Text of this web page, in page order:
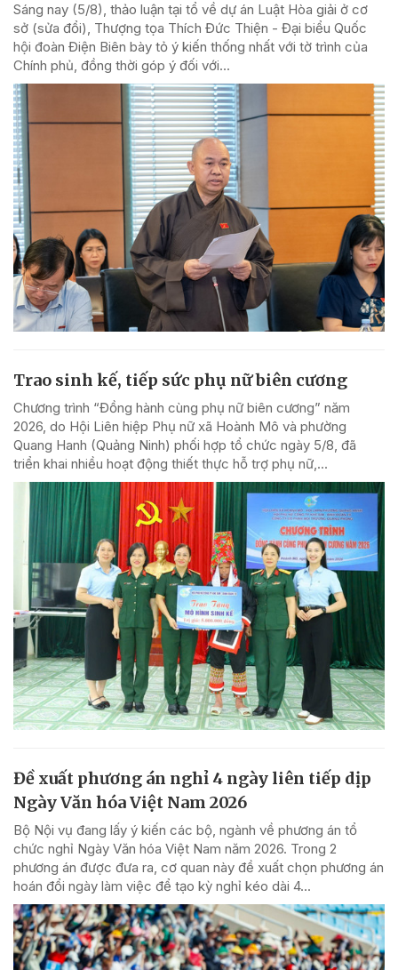
Sáng nay (5/8), thảo luận tại tổ về dự án Luật Hòa giải ở cơ
sở (sửa đổi), Thượng tọa Thích Đức Thiện - Đại biểu Quốc
hội đoàn Điện Biên bày tỏ ý kiến thống nhất với tờ trình của
Chính phủ, đồng thời góp ý đối với...
Trao sinh kế, tiếp sức phụ nữ biên cương
Chương trình “Đồng hành cùng phụ nữ biên cương” năm
2026, do Hội Liên hiệp Phụ nữ xã Hoành Mô và phường
Quang Hanh (Quảng Ninh) phối hợp tổ chức ngày 5/8, đã
triển khai nhiều hoạt động thiết thực hỗ trợ phụ nữ,...
Đề xuất phương án nghỉ 4 ngày liên tiếp dịp
Ngày Văn hóa Việt Nam 2026
Bộ Nội vụ đang lấy ý kiến các bộ, ngành về phương án tổ
chức nghỉ Ngày Văn hóa Việt Nam năm 2026. Trong 2
phương án được đưa ra, cơ quan này đề xuất chọn phương án
hoán đổi ngày làm việc để tạo kỳ nghỉ kéo dài 4...